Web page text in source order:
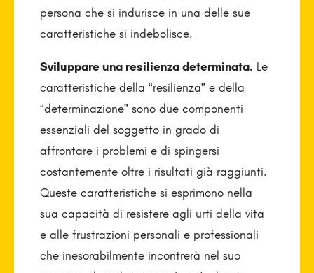
persona che si indurisce in una delle sue
caratteristiche si indebolisce.
Sviluppare una resilienza determinata. Le
caratteristiche della “resilienza” e della
“determinazione” sono due componenti
essenziali del soggetto in grado di
affrontare i problemi e di spingersi
costantemente oltre i risultati già raggiunti.
Queste caratteristiche si esprimono nella
sua capacità di resistere agli urti della vita
e alle frustrazioni personali e professionali
che inesorabilmente incontrerà nel suo